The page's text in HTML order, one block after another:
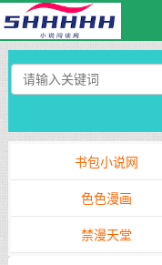
书包小说网
色色漫画
禁漫天堂